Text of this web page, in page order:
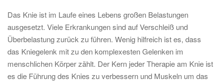
Das Knie ist im Laufe eines Lebens großen Belastungen
ausgesetzt. Viele Erkrankungen sind auf Verschleiß und
Überbelastung zurück zu führen. Wenig hilfreich ist es, dass
das Kniegelenk mit zu den komplexesten Gelenken im
menschlichen Körper zählt. Der Kern jeder Therapie am Knie ist
es die Führung des Knies zu verbessern und Muskeln um das